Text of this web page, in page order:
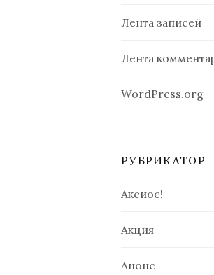
Лента записей
Лента
WordPress.org
РУБРИКАТОР
Аксиос!
Акция
Анонс